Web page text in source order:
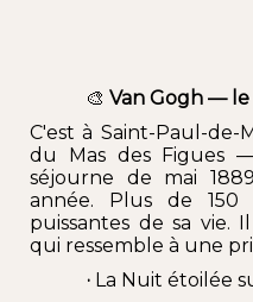
🎨 Van Gogh — le
C'est à Saint-Paul-de-
du Mas des Figues
séjourne de mai
année. Plus de
puissantes de sa vie. Il
qui ressemble à une
· La Nuit étoilée